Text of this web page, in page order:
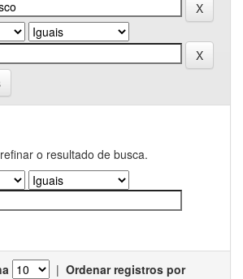
o resultado de busca.
| Ordenar registros por